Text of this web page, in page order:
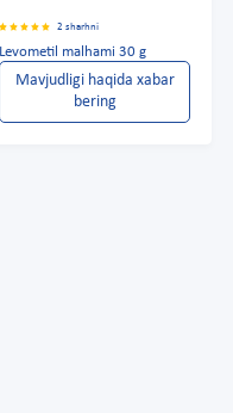
2 sharhni
Levometil malhami 30 g
Mavjudligi haqida xabar
bering